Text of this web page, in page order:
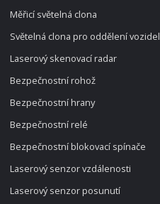
Měřicí světelná clona
Světelná clona pro oddělení vozidel
Laserový skenovací radar
Bezpečnostní rohož
Bezpečnostní hrany
Bezpečnostní relé
Bezpečnostní blokovací spínače
Laserový senzor vzdálenosti
Laserový senzor posunutí